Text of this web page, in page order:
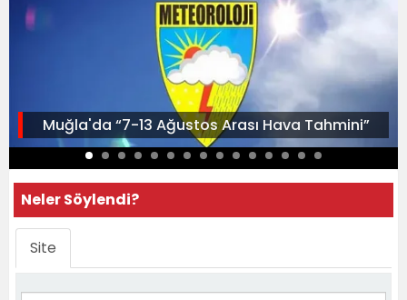
Muğla'da “7-13 Ağustos Arası Hava Tahmini”
Neler Söylendi?
Site